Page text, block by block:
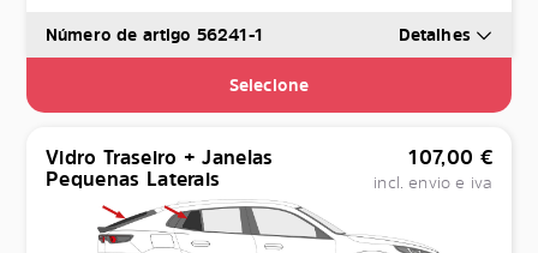
Número de artigo 56241-1 Detalhes
Selecione
Vidro Traseiro + Janelas
Pequenas Laterais
107,00 €
incl. envio e iva